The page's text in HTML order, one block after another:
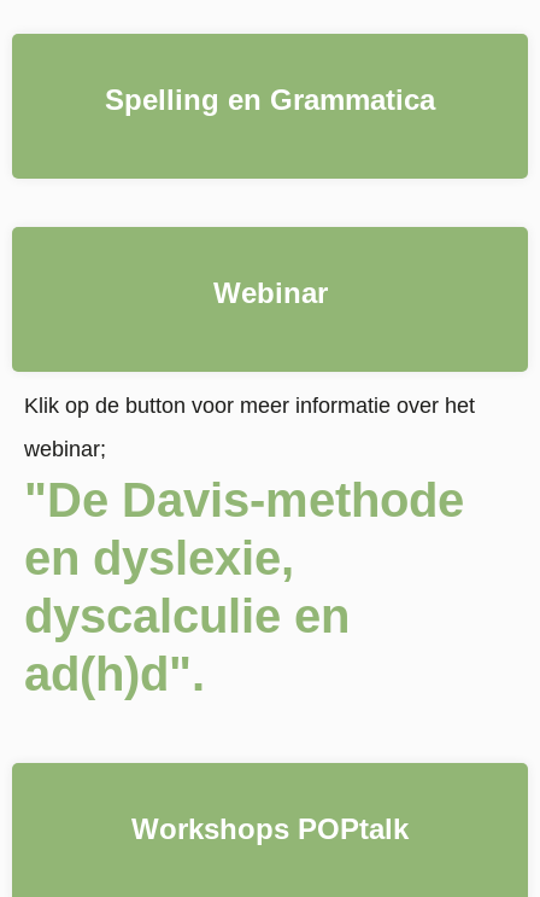
Spelling en Grammatica
Webinar
Klik op de button voor meer informatie over het
webinar;
"De Davis-methode
en dyslexie,
dyscalculie en
ad(h)d".
Workshops POPtalk